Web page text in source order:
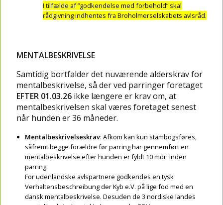
I tilfælde af ”godkendelse med forbehold” skal
rådgivning indhentes fra Broholmerselskabets avlsråd.
MENTALBESKRIVELSE
Samtidig bortfalder det nuværende alderskrav for
mentalbeskrivelse, så der ved parringer foretaget
EFTER 01.03.26ikke længere er krav om, at
mentalbeskrivelsen skal væres foretaget senest
når hunden er 36 måneder.
Mentalbeskrivelseskrav: Afkom kan kun stambogsføres,
såfremt begge forældre før parring har gennemført en
mentalbeskrivelse efter hunden er fyldt 10 mdr. inden
parring.
For udenlandske avlspartnere godkendes en tysk
Verhaltensbeschreibung der Kyb e.V. på lige fod med en
dansk mentalbeskrivelse. Desuden de 3 nordiske landes